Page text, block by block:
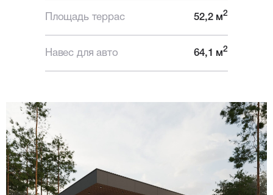
Площадь террас 52,2 м2
Навес для авто 64,1 м2